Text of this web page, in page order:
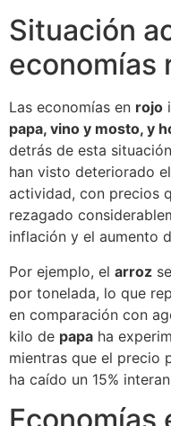
Situación
economías
Las economías en rojo
papa, vino y mosto, y
detrás de esta
han visto deteriorado
actividad, con precios
rezagado
inflación y el aumento
Por ejemplo, el arroz
por tonelada, lo que
en comparación con
kilo de papa ha
mientras que el precio
ha caído un 15%